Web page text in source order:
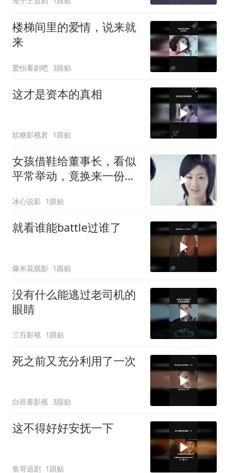
楼梯间里的爱情，说来就
来
爱怡看剧吧 3跟贴
这才是资本的真相
软糖影视君 1跟贴
女孩借鞋给董事长，看似
平常举动，竟换来一份好
冰心说影 1跟贴
就看谁能battle过谁了
爆米花观影 1跟贴
没有什么能逃过老司机的
眼睛
三百影视 1跟贴
死之前又充分利用了一次
白班看影视 3跟贴
这不得好好安抚一下
鱼哥追剧 1跟贴